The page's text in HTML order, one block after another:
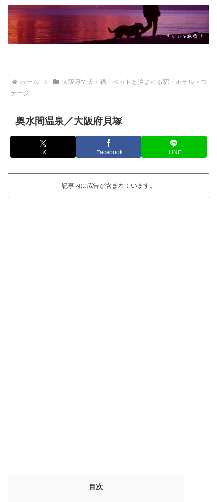
ホーム
大阪府で犬・猫・ペットと泊まれる宿・ホテル・コ
テージ
奥水間温泉／大阪府貝塚
X Facebook LINE
記事内に広告が含まれています。
目次